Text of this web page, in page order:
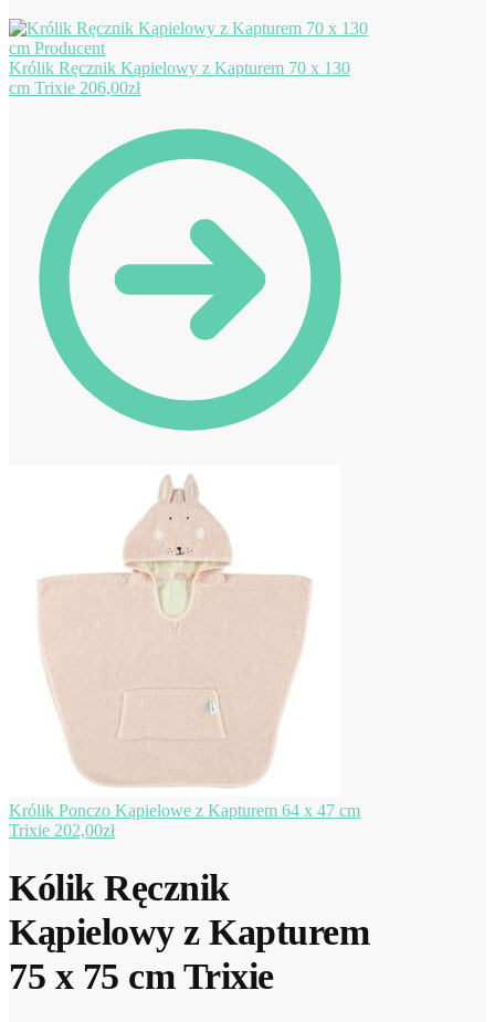
Królik Ręcznik Kąpielowy z Kapturem 70 x 130
cm Trixie 206,00zł
Królik Ponczo Kąpielowe z Kapturem 64 x 47 cm
Trixie 202,00zł
Kólik Ręcznik
Kąpielowy z Kapturem
75 x 75 cm Trixie